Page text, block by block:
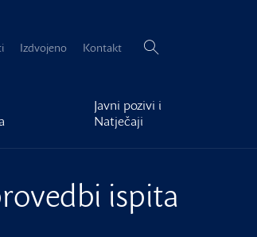
Izdvojeno Kontakt Pretraži:
Javni pozivi i
Natječaji
ispita